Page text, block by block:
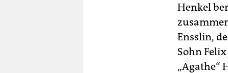
Henkel
Ensslin,
Sohn
„Agathe“